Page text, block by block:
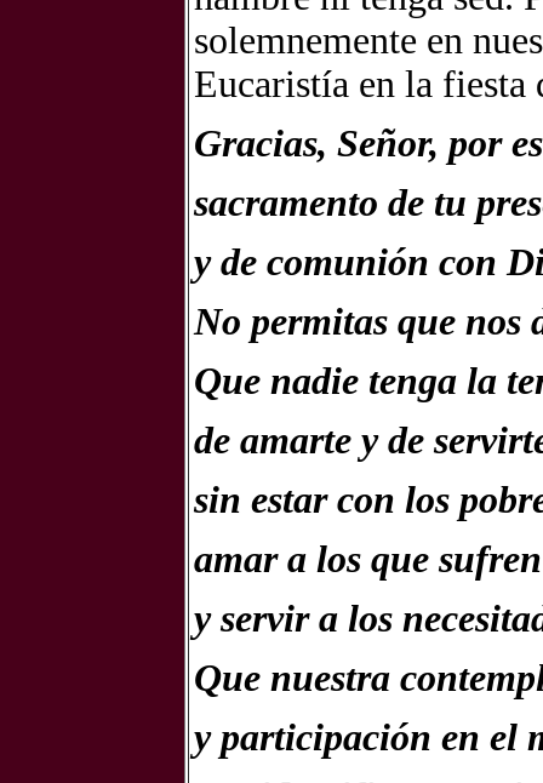
solemnemente en
Eucaristía en la
Gracias, Señor, por
sacramento de tu
y de comunión con
No permitas que nos
Que nadie tenga la
de amarte y de
sin estar con los
amar a los que sufren
y servir a los
Que nuestra
y participación en el